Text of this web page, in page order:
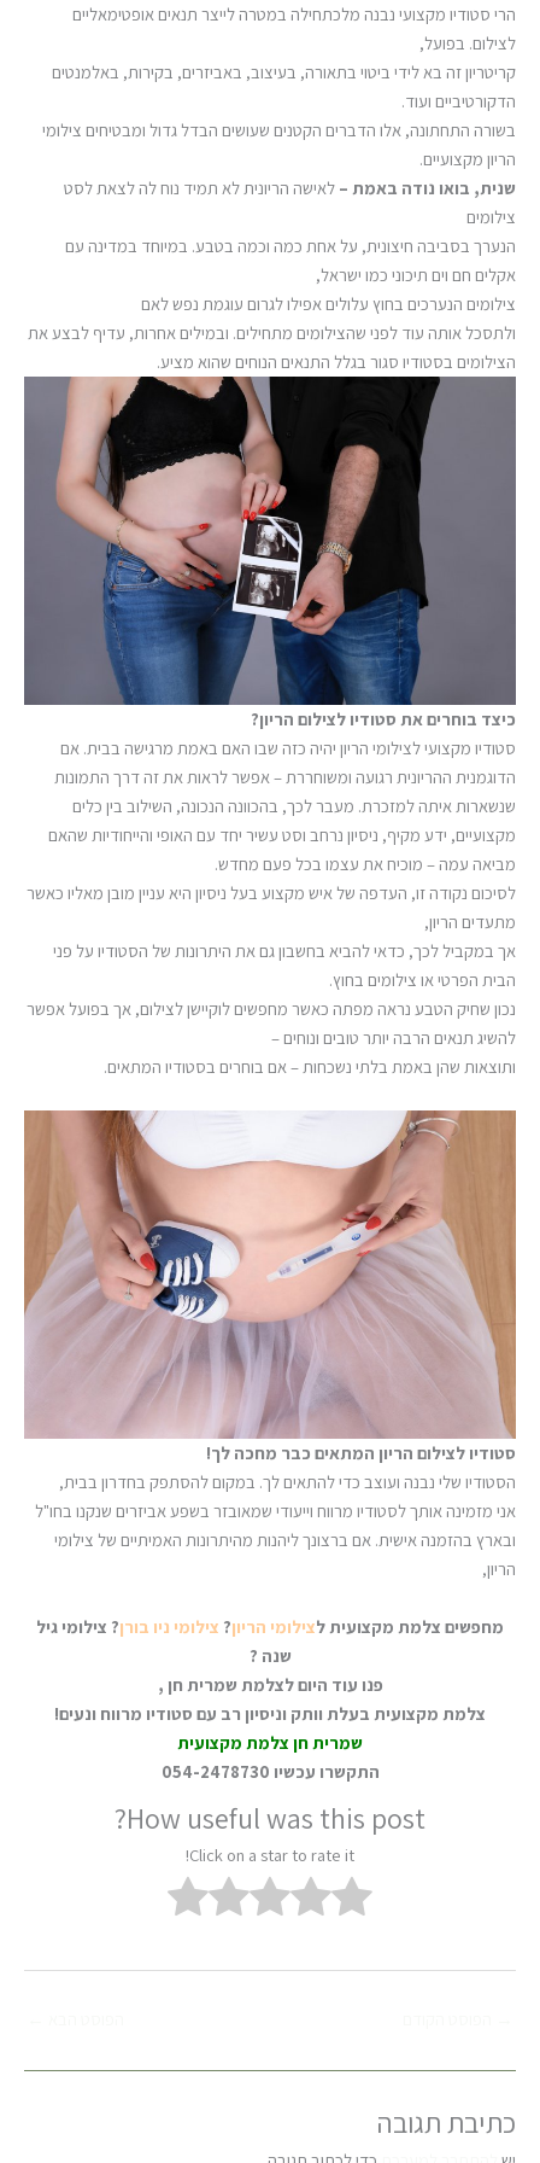
הרי סטודיו מקצועי נבנה מלכתחילה במטרה לייצר תנאים אופטימאליים
לצילום. בפועל,
קריטריון זה בא לידי ביטוי בתאורה, בעיצוב, באביזרים, בקירות, באלמנטים
הדקורטיביים ועוד.
בשורה התחתונה, אלו הדברים הקטנים שעושים הבדל גדול ומבטיחים צילומי
הריון מקצועיים.
שנית, בואו נודה באמת – לאישה הריונית לא תמיד נוח לה לצאת לסט
צילומים
הנערך בסביבה חיצונית, על אחת כמה וכמה בטבע. במיוחד במדינה עם
אקלים חם וים תיכוני כמו ישראל,
צילומים הנערכים בחוץ עלולים אפילו לגרום עוגמת נפש לאם
ולתסכל אותה עוד לפני שהצילומים מתחילים. ובמילים אחרות, עדיף לבצע את
הצילומים בסטודיו סגור בגלל התנאים הנוחים שהוא מציע.
כיצד בוחרים את סטודיו לצילום הריון?
סטודיו מקצועי לצילומי הריון יהיה כזה שבו האם באמת מרגישה בבית. אם
הדוגמנית ההריונית רגועה ומשוחררת – אפשר לראות את זה דרך התמונות
שנשארות איתה למזכרת. מעבר לכך, בהכוונה הנכונה, השילוב בין כלים
מקצועיים, ידע מקיף, ניסיון נרחב וסט עשיר יחד עם האופי והייחודיות שהאם
מביאה עמה – מוכיח את עצמו בכל פעם מחדש.
לסיכום נקודה זו, העדפה של איש מקצוע בעל ניסיון היא עניין מובן מאליו כאשר
מתעדים הריון,
אך במקביל לכך, כדאי להביא בחשבון גם את היתרונות של הסטודיו על פני
הבית הפרטי או צילומים בחוץ.
נכון שחיק הטבע נראה מפתה כאשר מחפשים לוקיישן לצילום, אך בפועל אפשר
להשיג תנאים הרבה יותר טובים ונוחים –
ותוצאות שהן באמת בלתי נשכחות – אם בוחרים בסטודיו המתאים.
סטודיו לצילום הריון המתאים כבר מחכה לך!
הסטודיו שלי נבנה ועוצב כדי להתאים לך. במקום להסתפק בחדרון בבית,
אני מזמינה אותך לסטודיו מרווח וייעודי שמאובזר בשפע אביזרים שנקנו בחו"ל
ובארץ בהזמנה אישית. אם ברצונך ליהנות מהיתרונות האמיתיים של צילומי
הריון,
מחפשים צלמת מקצועית לצילומי הריון? צילומי ניו בורן? צילומי גיל
שנה ?
פנו עוד היום לצלמת שמרית חן ,
צלמת מקצועית בעלת וותק וניסיון רב עם סטודיו מרווח ונעים!
שמרית חן צלמת מקצועית
התקשרו עכשיו 054-2478730
How useful was this post?
Click on a star to rate it!
כתיבת תגובה